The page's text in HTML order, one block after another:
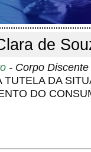
de
- Corpo Discente
TUTELA DA
DO